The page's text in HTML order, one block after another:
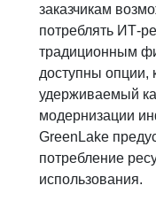
заказчикам
потреблять ИТ-
традиционным
доступны
удерживаемый
модернизации
GreenLake
потребление
использования.